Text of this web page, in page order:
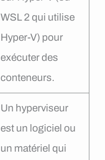
WSL 2 qui utilise
Hyper-V) pour
exécuter des
conteneurs.
Un hyperviseur
est un logiciel ou
un matériel qui